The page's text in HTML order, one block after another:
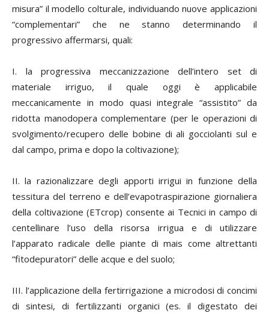
misura” il modello colturale, individuando nuove applicazioni
“complementari” che ne stanno determinando il
progressivo affermarsi, quali:
I. la progressiva meccanizzazione dell’intero set di
materiale irriguo, il quale oggi è applicabile
meccanicamente in modo quasi integrale “assistito” da
ridotta manodopera complementare (per le operazioni di
svolgimento/recupero delle bobine di ali gocciolanti sul e
dal campo, prima e dopo la coltivazione);
II. la razionalizzare degli apporti irrigui in funzione della
tessitura del terreno e dell’evapotraspirazione giornaliera
della coltivazione (ETcrop) consente ai Tecnici in campo di
centellinare l’uso della risorsa irrigua e di utilizzare
l’apparato radicale delle piante di mais come altrettanti
“fitodepuratori” delle acque e del suolo;
III. l’applicazione della fertirrigazione a microdosi di concimi
di sintesi, di fertilizzanti organici (es. il digestato dei